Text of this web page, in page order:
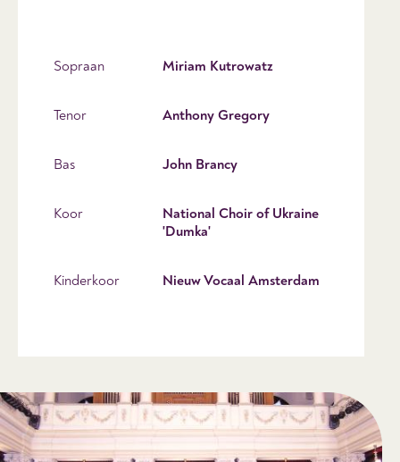
Sopraan Miriam Kutrowatz
Tenor Anthony Gregory
Bas John Brancy
Koor
National Choir of Ukraine
'Dumka'
Kinderkoor Nieuw Vocaal Amsterdam